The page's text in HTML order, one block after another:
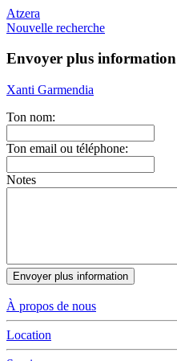
Atzera
Nouvelle recherche
Envoyer plus information
Xanti Garmendia
Ton nom:
Ton email ou téléphone:
Notes
À propos de nous
Location